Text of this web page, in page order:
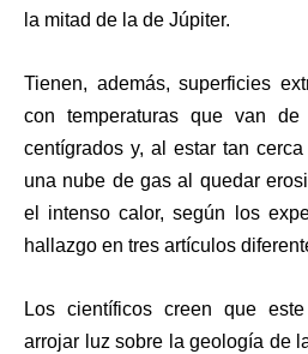
la mitad de la de Júpiter.
Tienen, además, superficies
con temperaturas que van
centígrados y, al estar tan
una nube de gas al quedar
el intenso calor, según los
hallazgo en tres artículos
Los científicos creen que
arrojar luz sobre la geología de